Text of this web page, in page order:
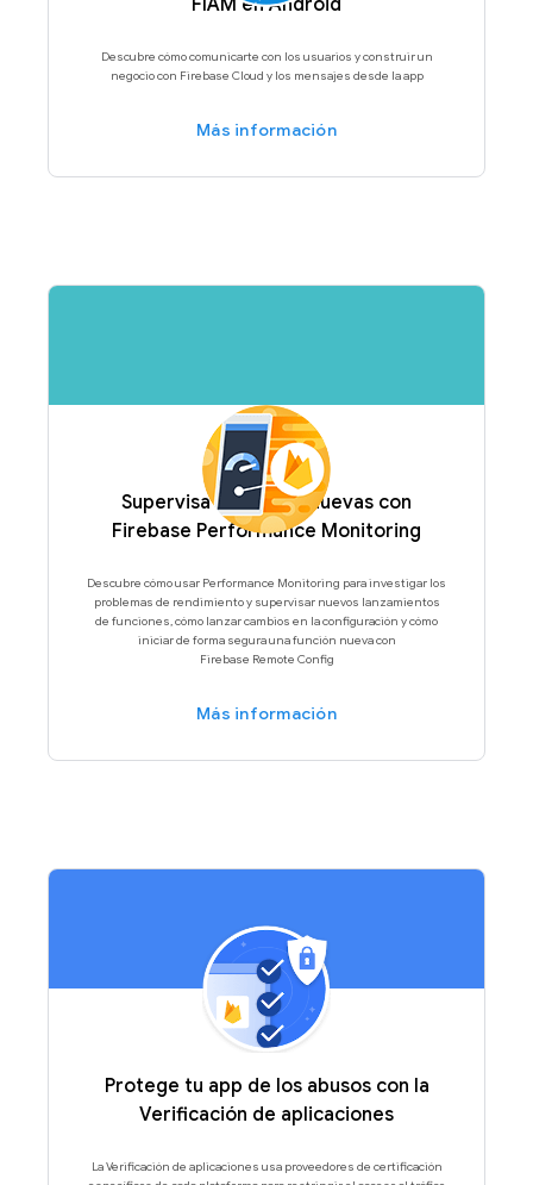
FIAM en Android
Descubre cómo comunicarte con los usuarios y construir un
negocio con Firebase Cloud y los mensajes desde la app
Más información
Supervisa funciones nuevas con
Firebase Performance Monitoring
Descubre cómo usar Performance Monitoring para investigar los
problemas de rendimiento y supervisar nuevos lanzamientos
de funciones, cómo lanzar cambios en la configuración y cómo
iniciar de forma segura una función nueva con
Firebase Remote Config
Más información
Protege tu app de los abusos con la
Verificación de aplicaciones
La Verificación de aplicaciones usa proveedores de certificación